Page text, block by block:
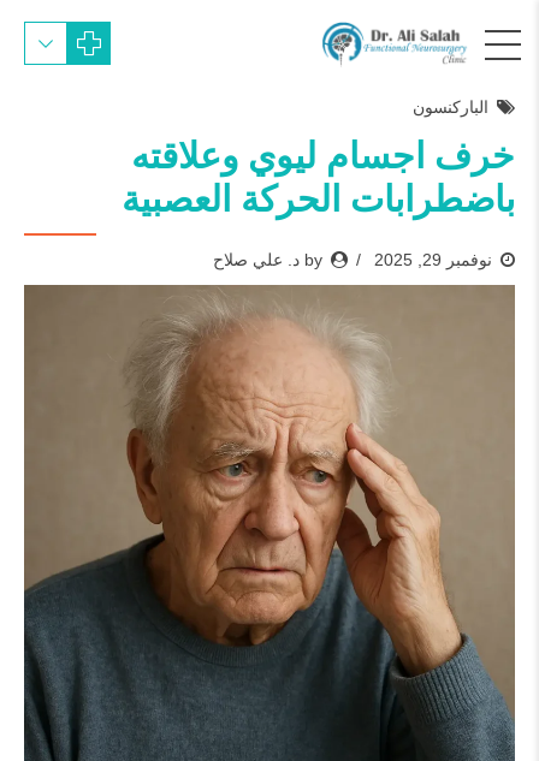
الباركنسون
خرف اجسام ليوي وعلاقته
باضطرابات الحركة العصبية
نوفمبر 29, 2025 by د. علي صلاح